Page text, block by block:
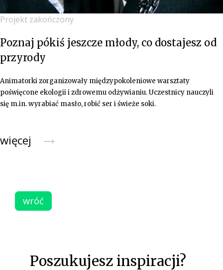
Projekt zakończony
Poznaj pókiś jeszcze młody, co dostajesz od
przyrody
Animatorki zorganizowały międzypokoleniowe warsztaty
poświęcone ekologii i zdrowemu odżywianiu. Uczestnicy nauczyli
się m.in. wyrabiać masło, robić ser i świeże soki.
więcej →
wróć
Poszukujesz inspiracji?